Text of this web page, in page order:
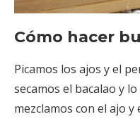
Cómo hacer
Picamos los ajos y el
secamos el bacalao y
mezclamos con el ajo